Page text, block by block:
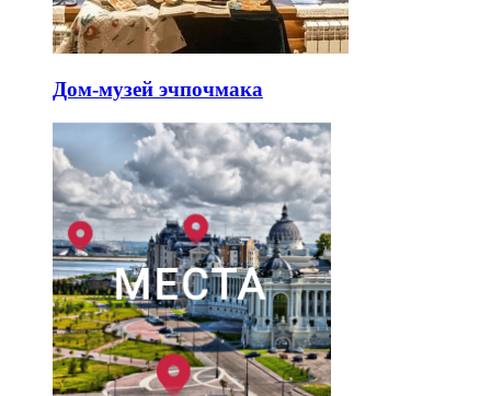
Дом-музей эчпочмака